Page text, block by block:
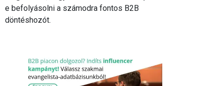
e befolyásolni a számodra fontos B2B
döntéshozót.